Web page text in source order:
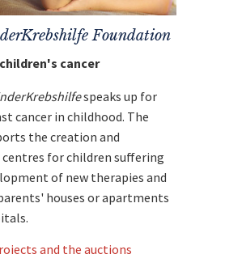
Foundation
cancer
speaks up for
cancer in childhood. The
the creation and
for children suffering
of new therapies and
houses or apartments
and the auctions